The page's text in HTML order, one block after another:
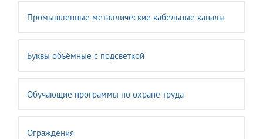
Промышленные металлические кабельные каналы
Буквы объёмные с подсветкой
Обучающие программы по охране труда
Ограждения